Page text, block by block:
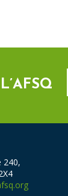
240,